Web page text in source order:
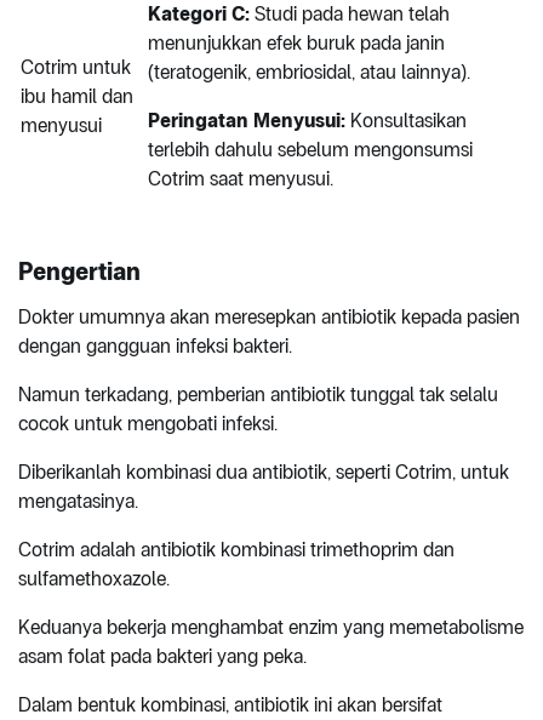
Cotrim untuk
ibu hamil dan
menyusui
Kategori C: Studi pada hewan telah
menunjukkan efek buruk pada janin
(teratogenik, embriosidal, atau lainnya).
Peringatan Menyusui: Konsultasikan
terlebih dahulu sebelum mengonsumsi
Cotrim saat menyusui.
Pengertian
Dokter umumnya akan meresepkan antibiotik kepada pasien
dengan gangguan infeksi bakteri.
Namun terkadang, pemberian antibiotik tunggal tak selalu
cocok untuk mengobati infeksi.
Diberikanlah kombinasi dua antibiotik, seperti Cotrim, untuk
mengatasinya.
Cotrim adalah antibiotik kombinasi trimethoprim dan
sulfamethoxazole.
Keduanya bekerja menghambat enzim yang memetabolisme
asam folat pada bakteri yang peka.
Dalam bentuk kombinasi, antibiotik ini akan bersifat